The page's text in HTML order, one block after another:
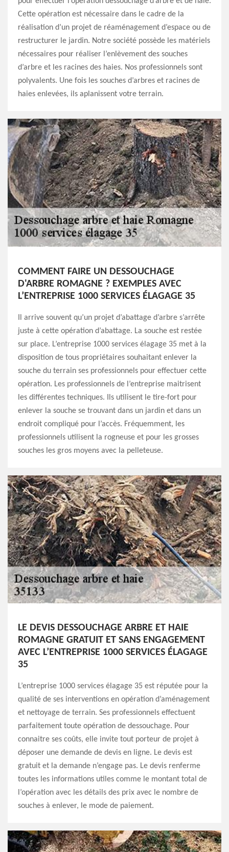
Cette opération est nécessaire dans le cadre de la
réalisation d’un projet de réaménagement d’espace ou de
restructurer le jardin. Notre société possède les matériels
nécessaires pour réaliser l’enlèvement des souches
d’arbre et les racines des haies. Nos professionnels sont
polyvalents. Une fois les souches d’arbres et racines de
haies enlevées, ils aplanissent votre terrain.
COMMENT FAIRE UN DESSOUCHAGE
D'ARBRE ROMAGNE ? EXEMPLES AVEC
L’ENTREPRISE 1000 SERVICES ÉLAGAGE 35
Il arrive souvent qu’un projet d’abattage d’arbre s’arrête
juste à cette opération d’abattage. La souche est restée
sur place. L’entreprise 1000 services élagage 35 met à la
disposition de tous propriétaires souhaitant enlever la
souche du terrain ses professionnels pour effectuer cette
opération. Les professionnels de l’entreprise maitrisent
les différentes techniques. Ils utilisent le tire-fort pour
enlever la souche se trouvant dans un jardin et dans un
endroit compliqué pour l’accès. Fréquemment, les
professionnels utilisent la rogneuse et pour les grosses
souches les gros moyens avec la pelleteuse.
LE DEVIS DESSOUCHAGE ARBRE ET HAIE
ROMAGNE GRATUIT ET SANS ENGAGEMENT
AVEC L’ENTREPRISE 1000 SERVICES ÉLAGAGE
35
L’entreprise 1000 services élagage 35 est réputée pour la
qualité de ses interventions en opération d’aménagement
et nettoyage de terrain. Ses professionnels effectuent
parfaitement toute opération de dessouchage. Pour
connaitre ses coûts, elle invite tout porteur de projet à
déposer une demande de devis en ligne. Le devis est
gratuit et la demande n’engage pas. Le devis renferme
toutes les informations utiles comme le montant total de
l’opération avec les détails des prix avec le nombre de
souches à enlever, le mode de paiement.